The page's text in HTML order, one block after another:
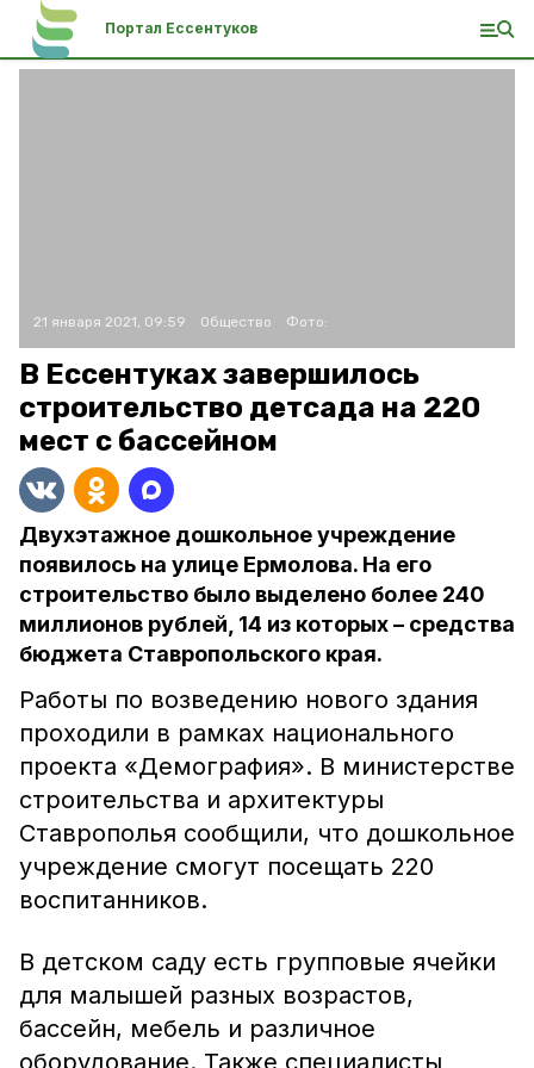
Портал Ессентуков
21 января 2021, 09:59 Общество Фото:
В Ессентуках завершилось
строительство детсада на 220
мест с бассейном
Двухэтажное дошкольное учреждение
появилось на улице Ермолова. На его
строительство было выделено более 240
миллионов рублей, 14 из которых – средства
бюджета Ставропольского края.
Работы по возведению нового здания
проходили в рамках национального
проекта «Демография». В министерстве
строительства и архитектуры
Ставрополья сообщили, что дошкольное
учреждение смогут посещать 220
воспитанников.
В детском саду есть групповые ячейки
для малышей разных возрастов,
бассейн, мебель и различное
оборудование. Также специалисты